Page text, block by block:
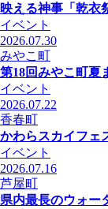
映える神事「乾衣
イベント
2026.07.30
みやこ町
第18回みやこ町夏
イベント
2026.07.22
香春町
かわらスカイフェ
イベント
2026.07.16
芦屋町
県内最長のウォー